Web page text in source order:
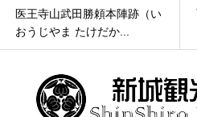
医王寺山武田勝頼本陣跡（い
おうじやま たけだか...